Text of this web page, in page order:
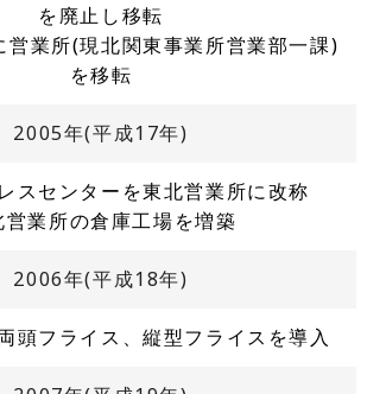
を廃止し移転
営業所(現北関東事業所営業部一課)
を移転
2005年(平成17年)
スセンターを東北営業所に改称
営業所の倉庫工場を増築
2006年(平成18年)
頭フライス、縦型フライスを導入